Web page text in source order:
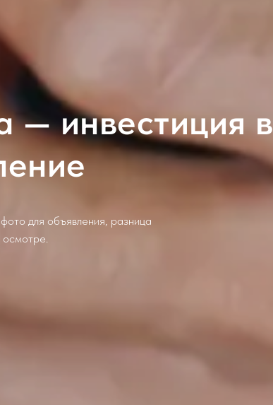
— инвестиция в
для объявления, разница